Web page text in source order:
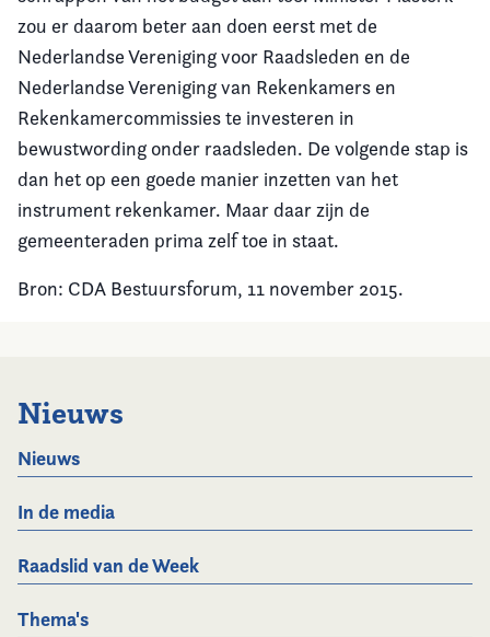
zou er daarom beter aan doen eerst met de
Nederlandse Vereniging voor Raadsleden en de
Nederlandse Vereniging van Rekenkamers en
Rekenkamercommissies te investeren in
bewustwording onder raadsleden. De volgende stap is
dan het op een goede manier inzetten van het
instrument rekenkamer. Maar daar zijn de
gemeenteraden prima zelf toe in staat.
Bron: CDA Bestuursforum, 11 november 2015.
Nieuws
Nieuws
In de media
Raadslid van de Week
Thema's